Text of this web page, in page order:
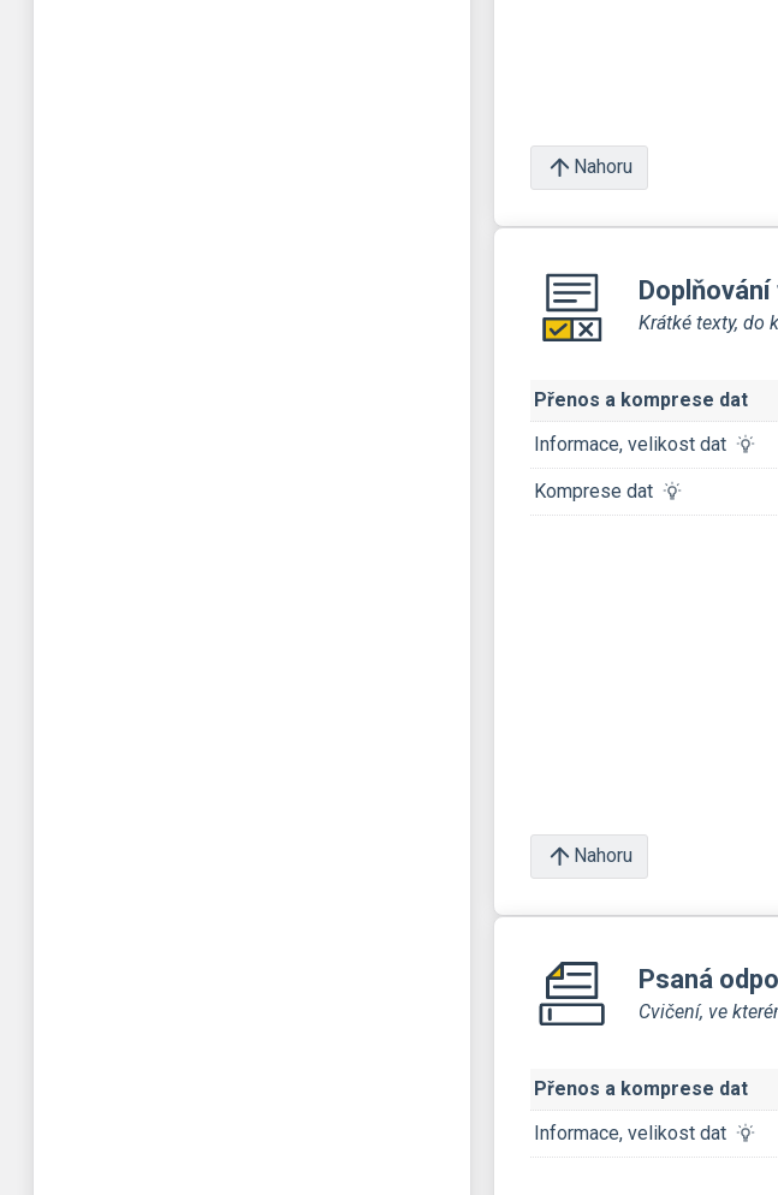
Nahoru
Krátké texty, do
Přenos a komprese dat
Informace, velikost dat
Komprese dat
Nahoru
Psaná
Cvičení, ve
Přenos a komprese dat
Informace, velikost dat